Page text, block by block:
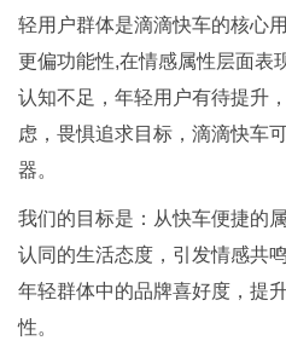
轻用户群体是滴滴快车的核心
更偏功能性,在情感属性层面表
认知不足，年轻用户有待提升
虑，畏惧追求目标，滴滴快车
器。
我们的目标是：从快车便捷的
认同的生活态度，引发情感共
年轻群体中的品牌喜好度，提
性。